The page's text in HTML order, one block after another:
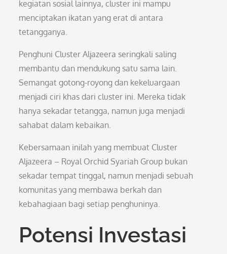
kegiatan sosial lainnya, cluster ini mampu
menciptakan ikatan yang erat di antara
tetangganya.
Penghuni Cluster Aljazeera seringkali saling
membantu dan mendukung satu sama lain.
Semangat gotong-royong dan kekeluargaan
menjadi ciri khas dari cluster ini. Mereka tidak
hanya sekadar tetangga, namun juga menjadi
sahabat dalam kebaikan.
Kebersamaan inilah yang membuat Cluster
Aljazeera – Royal Orchid Syariah Group bukan
sekadar tempat tinggal, namun menjadi sebuah
komunitas yang membawa berkah dan
kebahagiaan bagi setiap penghuninya.
Potensi Investasi